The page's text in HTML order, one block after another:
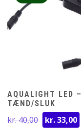
AQUALIGHT LED –
TÆND/SLUK
kr.40,00 Den
oprindelige
kr.33,00